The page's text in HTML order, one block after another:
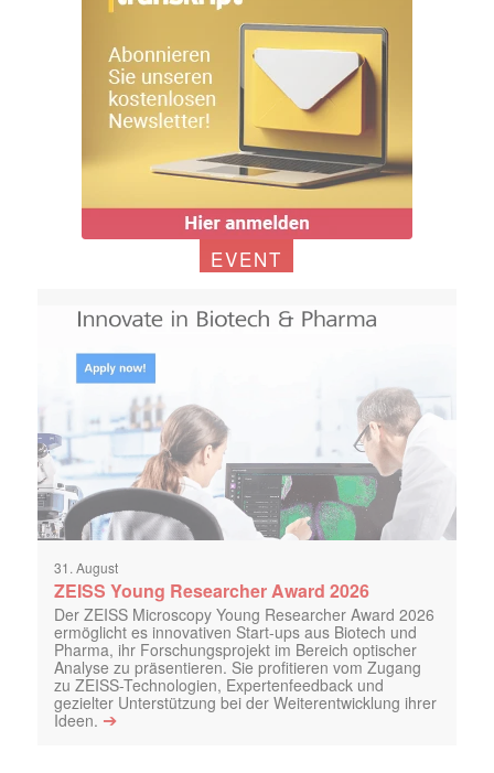
EVENT
31. August
ZEISS Young Researcher Award 2026
Der ZEISS Microscopy Young Researcher Award 2026
ermöglicht es innovativen Start-ups aus Biotech und
Pharma, ihr Forschungsprojekt im Bereich optischer
Analyse zu präsentieren. Sie profitieren vom Zugang
zu ZEISS-Technologien, Expertenfeedback und
gezielter Unterstützung bei der Weiterentwicklung ihrer
Ideen. ➔